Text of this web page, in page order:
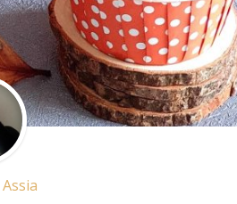
Assia